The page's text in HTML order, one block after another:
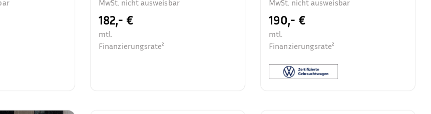
MwSt. nicht ausweisbar
182,- €
mtl.
Finanzierungsrate²
MwSt. nicht ausweisbar
190,- €
mtl.
Finanzierungsrate²